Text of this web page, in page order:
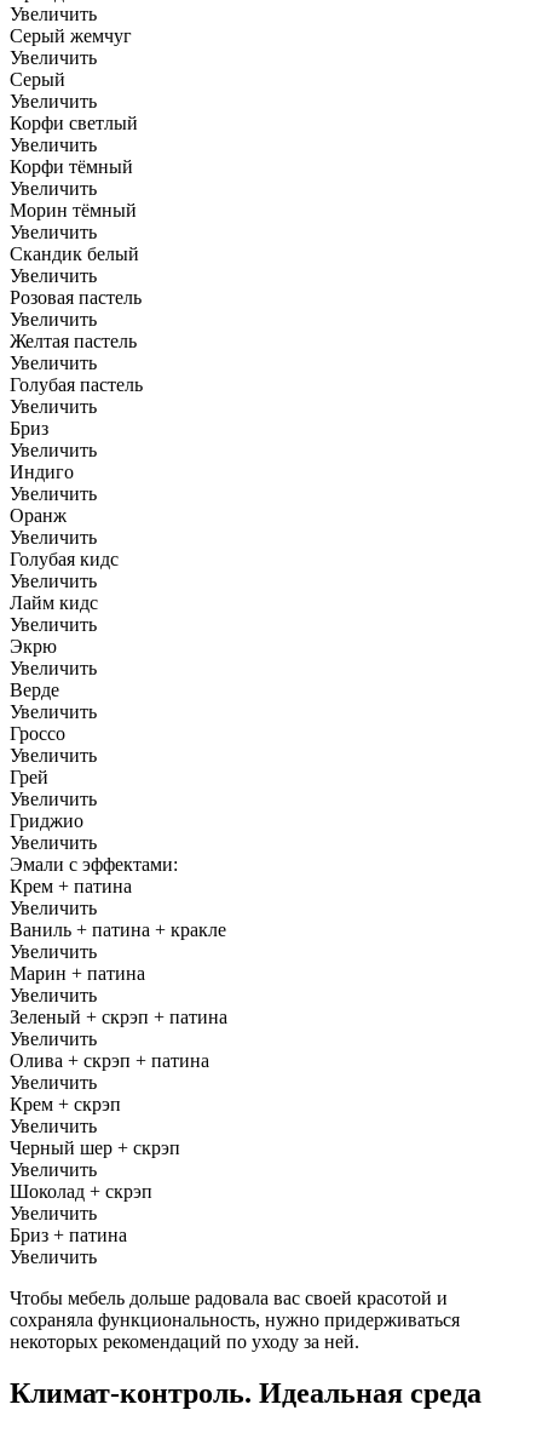
Увеличить
Серый жемчуг
Увеличить
Серый
Увеличить
Корфи светлый
Увеличить
Корфи тёмный
Увеличить
Морин тёмный
Увеличить
Скандик белый
Увеличить
Розовая пастель
Увеличить
Желтая пастель
Увеличить
Голубая пастель
Увеличить
Бриз
Увеличить
Индиго
Увеличить
Оранж
Увеличить
Голубая кидс
Увеличить
Лайм кидс
Увеличить
Экрю
Увеличить
Верде
Увеличить
Гроссо
Увеличить
Грей
Увеличить
Гриджио
Увеличить
Эмали с эффектами:
Крем + патина
Увеличить
Ваниль + патина + кракле
Увеличить
Марин + патина
Увеличить
Зеленый + скрэп + патина
Увеличить
Олива + скрэп + патина
Увеличить
Крем + скрэп
Увеличить
Черный шер + скрэп
Увеличить
Шоколад + скрэп
Увеличить
Бриз + патина
Увеличить
Чтобы мебель дольше радовала вас своей красотой и
сохраняла функциональность, нужно придерживаться
некоторых рекомендаций по уходу за ней.
Климат-контроль. Идеальная среда